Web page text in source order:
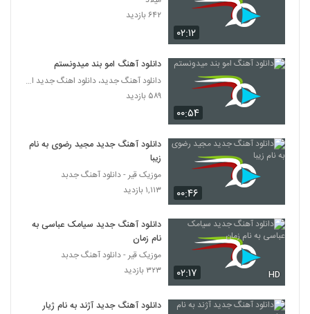
Davoodi Jaye Khali)
۲۲۸ بازدید
دانلود آهنگ جانا از تری دی بند
Siavash Ghamsari Deltang
دانلود آهنگ تری دی بند ای داد
۵۰۷ بازدید
دانلود آهنگ جدید و زیبای محسن ابراهیم زاده
با نام عاشقم
6301
مانی عارفی آهنگ رویا گردی
۰۲:۱۲
۶۴۲ بازدید
۰۰:۵۴
دانلود آهنگ امو بند میدونستم
دانلود آهنگ جدید، دانلود اهنگ جدید ایرانی
۵۸۹ بازدید
۰۰:۴۶
دانلود آهنگ جدید مجید رضوی به نام
زیبا
موزیک قیر - دانلود آهنگ جدبد
۱,۱۱۳ بازدید
۰۲:۱۷ HD
دانلود آهنگ جدید سیامک عباسی به
نام زمان
موزیک قیر - دانلود آهنگ جدبد
۳۲۳ بازدید
دانلود آهنگ جدید آژند به نام ژیار